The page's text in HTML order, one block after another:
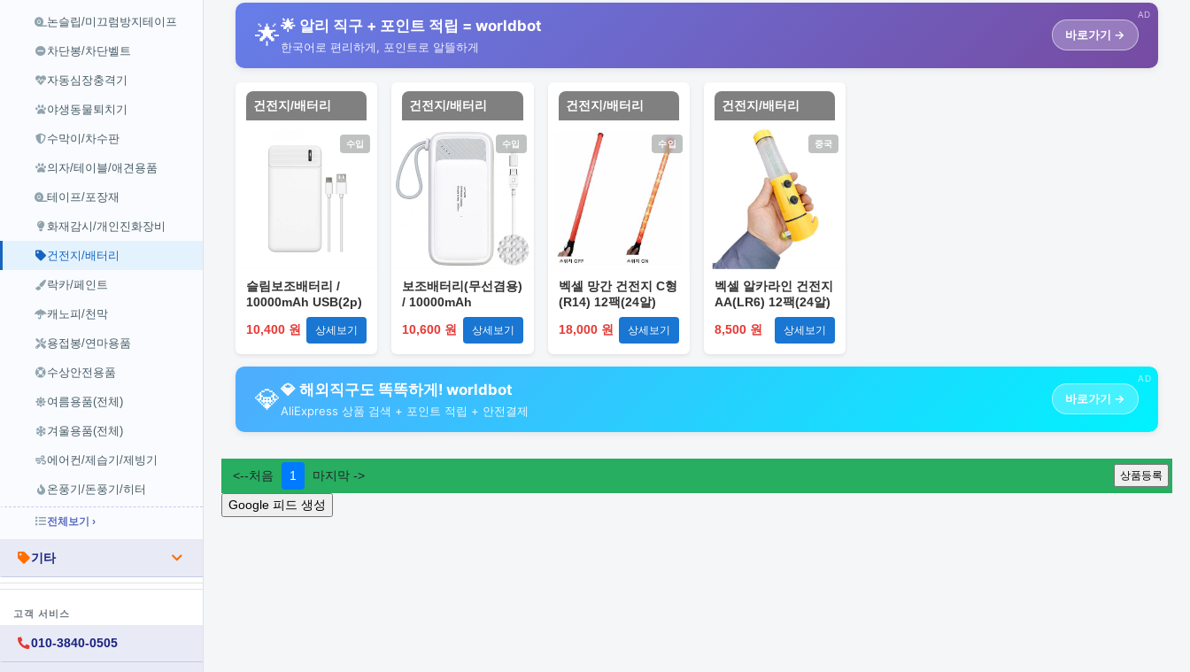
논슬립/미끄럼방지테이프
차단봉/차단벨트
자동심장충격기
야생동물퇴치기
수막이/차수판
의자/테이블/애견용품
테이프/포장재
화재감시/개인진화장비
건전지/배터리
락카/페인트
캐노피/천막
용접봉/연마용품
수상안전용품
여름용품(전체)
겨울용품(전체)
에어컨/제습기/제빙기
온풍기/돈풍기/히터
전체보기 ›
기타
고객 서비스
010-3840-0505
AD
🌟🌟 알리 직구 + 포인트 적립 = worldbot
한국어로 편리하게, 포인트로 알뜰하게
바로가기 →
건전지/배터리
수입
슬림보조배터리 /
10000mAh USB(2p)
+ C타입(1p)
10,400 원
상세보기
건전지/배터리
수입
보조배터리(무선겸용)
/ 10000mAh
USB(2p) + C타입
(1p)
10,600 원 상세보기
건전지/배터리
수입
벡셀 망간 건전지 C형
(R14) 12팩(24알)
18,000 원
상세보기
건전지/배터리
중국
벡셀 알카라인 건전지
AA(LR6) 12팩(24알)
8,500 원
상세보기
AD
💎💎 해외직구도 똑똑하게! worldbot
AliExpress 상품 검색 + 포인트 적립 + 안전결제
바로가기 →